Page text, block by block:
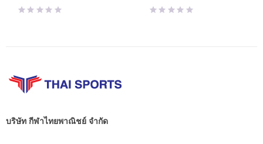
was:
is:
RC9201
was:
is:
บริษัท กีฬาไทยพาณิชย์ จำกัด